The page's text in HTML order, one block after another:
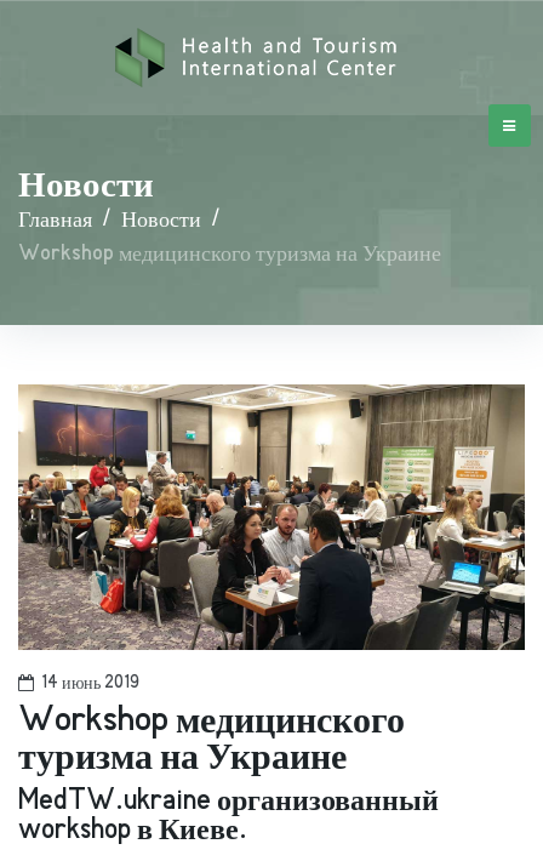
Новости
Главная / Новости /
Workshop медицинского туризма на Украине
14 июнь 2019
Workshop медицинского
туризма на Украине
MedTW.ukraine организованный
workshop в Киеве.